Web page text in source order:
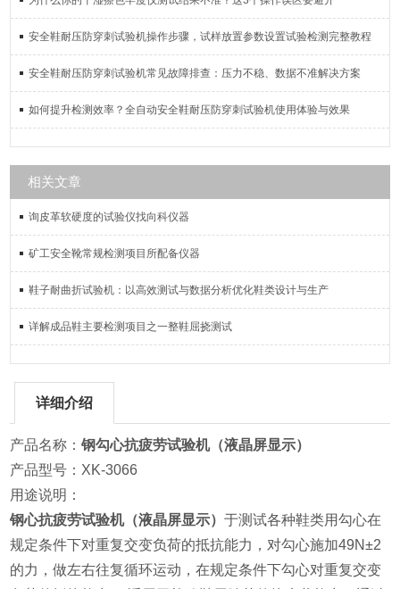
安全鞋耐压防穿刺试验机操作步骤，试样放置参数设置试验检测完整教程
安全鞋耐压防穿刺试验机常见故障排查：压力不稳、数据不准解决方案
如何提升检测效率？全自动安全鞋耐压防穿刺试验机使用体验与效果
相关文章
询皮革软硬度的试验仪找向科仪器
矿工安全靴常规检测项目所配备仪器
鞋子耐曲折试验机：以高效测试与数据分析优化鞋类设计与生产
详解成品鞋主要检测项目之一整鞋屈挠测试
详细介绍
产品名称：钢勾心抗疲劳试验机（液晶屏显示）
产品型号：XK-3066
用途说明：
钢心抗疲劳试验机（液晶屏显示）于测试各种鞋类用勾心在
规定条件下对重复交变负荷的抵抗能力，对勾心施加49N±2
的力，做左右往复循环运动，在规定条件下勾心对重复交变